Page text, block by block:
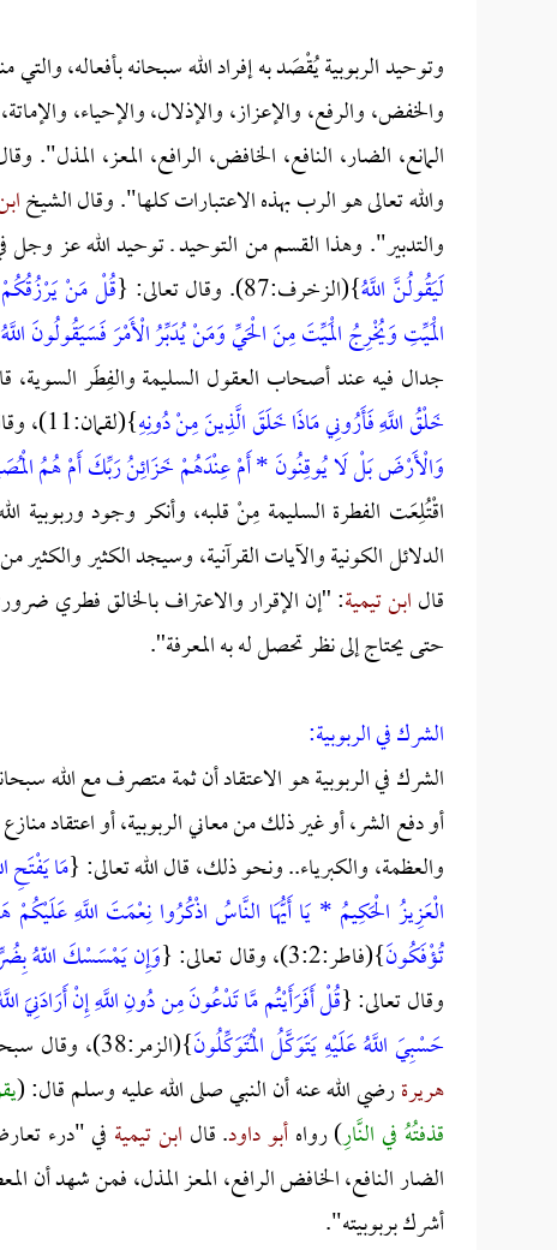
وتوحيد الربوبية يُقْصَد به إفراد الله سبحانه بأفعاله،
والخفض، والرفع، والإعزاز، والإذلال، والإحياء،
المانع، الضار، النافع، الخافض، الرافع، المعز، المذل".
والله تعالى هو الرب بهذه الاعتبارات كلها". وقال الشيخ
والتدبير". وهذا القسم من التوحيد ـ توحيد الله عز وجل
لَيَقُولُنَّ اللَّهُ}(الزخرف:87). وقال تعالى: { قُلْمَنْ
الْمَيِّتِ وَيُخْرِجُ الْمَيِّتَ مِنَ الْحَيِّ وَمَنْ يُدَبِّرُ الْأَمْرَ فَسَيَقُولُونَ اللَّهُ
جدال فيه عند أصحاب العقول السليمة والفِطَر السوية،
خَلْقُ اللَّهِ فَأَرُونِي مَاذَا خَلَقَ الَّذِينَ مِنْ دُونِهِ}(لقمان:11)، وقال تعالى: {
وَالْأَرْضَ بَلْ لَا يُوقِنُونَ * أَمْ عِنْدَهُمْ خَزَائِنُ رَبِّكَ أَمْ هُمُ
اقْتُلِعَت الفطرة السليمة مِنْ قلبه، وأنكر وجود وربوبية
الدلائل الكونية والآيات القرآنية، وسيجد الكثير
قالابن تيمية: ''إن الإقرار والاعتراف بالخالق فطري
حتى يحتاج إلى نظر تحصل له به المعرفة''.
الشرك في الربوبية:
الشرك في الربوبية هو الاعتقاد أن ثمة متصرف مع الله
أو دفع الشر، أو غير ذلك من معاني الربوبية، أو اعتقاد
والعظمة، والكبرياء.. ونحو ذلك، قال الله تعالى: {مَا
الْعَزِيزُ الْحَكِيمُ * يَا أَيُّهَا النَّاسُ اذْكُرُوا نِعْمَتَ اللَّهِ
تُؤْفَكُونَ}(فاطر:3:2)، وقال تعالى: { وَإِن يَمْسَسْكَ اللّهُ
وقال تعالى: {قُلْ أَفَرَأَيْتُم مَّا تَدْعُونَ مِن دُونِ اللَّهِ إِنْ
حَسْبِيَ اللَّهُ عَلَيْهِ يَتَوَكَّلُ الْمُتَوَكِّلُونَ}(الزمر:38)، وقال سبحانه: {
هريرةرضي الله عنه أن النبي صلى الله عليه وسلم قال: (
قذفتُهُ في النَّارِ) رواهأبو داود. قال ابن تيمية في "درء
الضار النافع، الخافض الرافع، المعز المذل، فمن شهد أن
أشرك بربوبيته".